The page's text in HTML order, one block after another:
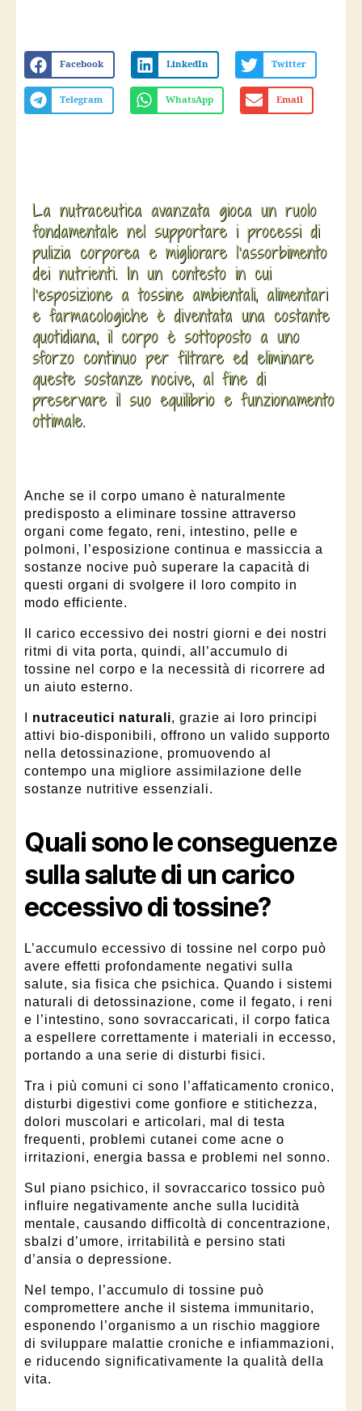
Facebook LinkedIn Twitter
Telegram WhatsApp Email
La nutraceutica avanzata gioca un ruolo
fondamentale nel supportare i processi di
pulizia corporea e migliorare l’assorbimento
dei nutrienti. In un contesto in cui
l’esposizione a tossine ambientali, alimentari
e farmacologiche è diventata una costante
quotidiana, il corpo è sottoposto a uno
sforzo continuo per filtrare ed eliminare
queste sostanze nocive, al fine di
preservare il suo equilibrio e funzionamento
ottimale.
Anche se il corpo umano è naturalmente
predisposto a eliminare tossine attraverso
organi come fegato, reni, intestino, pelle e
polmoni, l’esposizione continua e massiccia a
sostanze nocive può superare la capacità di
questi organi di svolgere il loro compito in
modo efficiente.
Il carico eccessivo dei nostri giorni e dei nostri
ritmi di vita porta, quindi, all’accumulo di
tossine nel corpo e la necessità di ricorrere ad
un aiuto esterno.
nutraceutici naturali, grazie ai loro principi
attivi bio-disponibili, offrono un valido supporto
nella detossinazione, promuovendo al
contempo una migliore assimilazione delle
sostanze nutritive essenziali.
Quali sono le conseguenze
sulla salute di un carico
eccessivo di tossine?
L’accumulo eccessivo di tossine nel corpo può
avere effetti profondamente negativi sulla
salute, sia fisica che psichica. Quando i sistemi
naturali di detossinazione, come il fegato, i reni
e l’intestino, sono sovraccaricati, il corpo fatica
a espellere correttamente i materiali in eccesso,
portando a una serie di disturbi fisici.
Tra i più comuni ci sono l’affaticamento cronico,
disturbi digestivi come gonfiore e stitichezza,
dolori muscolari e articolari, mal di testa
frequenti, problemi cutanei come acne o
irritazioni, energia bassa e problemi nel sonno.
Sul piano psichico, il sovraccarico tossico può
influire negativamente anche sulla lucidità
mentale, causando difficoltà di concentrazione,
sbalzi d’umore, irritabilità e persino stati
d’ansia o depressione.
Nel tempo, l’accumulo di tossine può
compromettere anche il sistema immunitario,
esponendo l’organismo a un rischio maggiore
di sviluppare malattie croniche e infiammazioni,
e riducendo significativamente la qualità della
vita.